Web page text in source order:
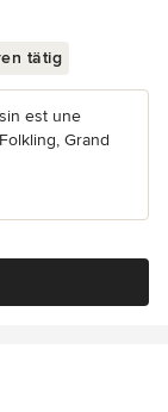
tätig
est une
Grand